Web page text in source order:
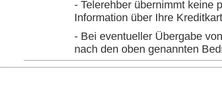
- Telerehber übernimmt keine
Information über Ihre
- Bei eventueller Übergabe
nach den oben genannten